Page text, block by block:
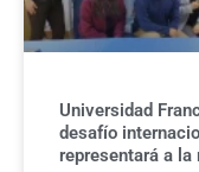
Universidad
desafío
representará a la